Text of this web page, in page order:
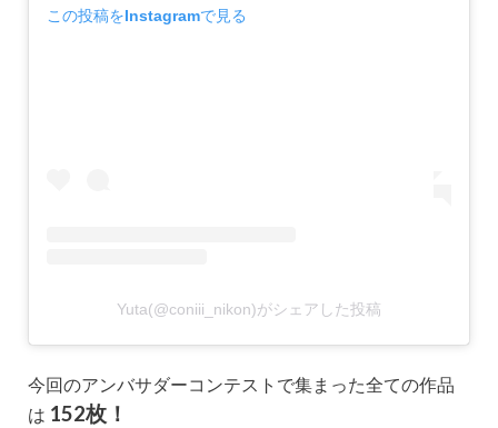
この投稿をInstagramで見る
Yuta(@coniii_nikon)がシェアした投稿
今回のアンバサダーコンテストで集まった全ての作品
は 152枚！